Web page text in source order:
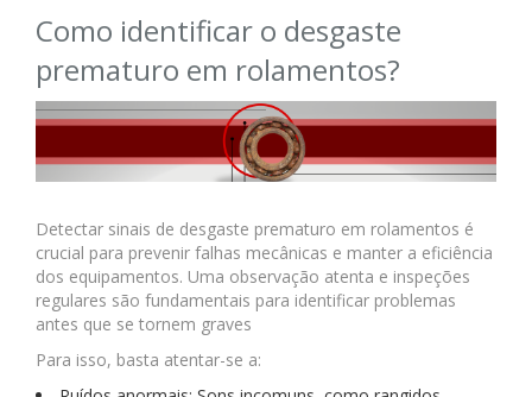
Como identificar o desgaste
prematuro em rolamentos?
Detectar sinais de desgaste prematuro em rolamentos é
crucial para prevenir falhas mecânicas e manter a eficiência
dos equipamentos. Uma observação atenta e inspeções
regulares são fundamentais para identificar problemas
antes que se tornem graves
Para isso, basta atentar-se a: